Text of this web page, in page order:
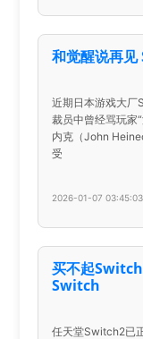
和觉醒说再见
近期日本游戏大厂
裁员中曾经骂玩家
内克（John
受
2026-01-07 03:45:03
买不起
Switch
任天堂Switch2已